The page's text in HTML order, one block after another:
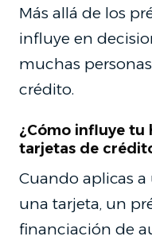
Más allá de los
influye en
muchas
crédito.
¿Cómo influye tu
tarjetas de
Cuando aplicas
una tarjeta, un
financiación de